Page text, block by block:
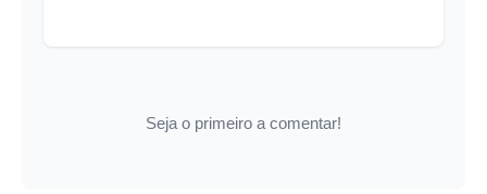
Seja o primeiro a comentar!